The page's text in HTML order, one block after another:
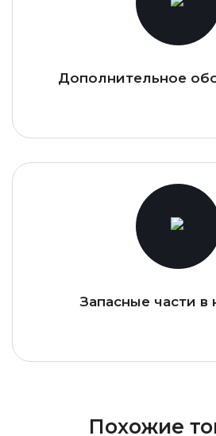
Дополнительное
Запасные части в
Похожие